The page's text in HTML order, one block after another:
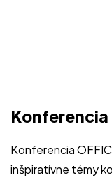
Konferencia
inšpiratívne témy